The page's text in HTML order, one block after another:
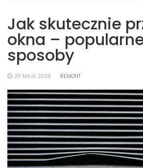
Jak skutecznie
okna –
sposoby
20 MAJA 2025 REMONT